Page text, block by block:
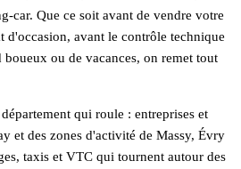
car. Que ce soit avant de vendre votre
d'occasion, avant le contrôle technique
ou de vacances, on remet tout
qui roule : entreprises et
et des zones d'activité de Massy, Évry
taxis et VTC qui tournent autour des